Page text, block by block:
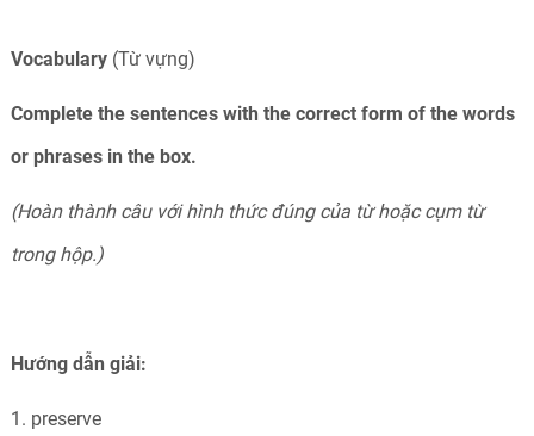
Vocabulary(Từ vựng)
Complete the sentences with the correct form of the words
or phrases in the box.
(Hoàn thành câu với hình thức đúng của từ hoặc cụm từ
trong hộp.)
Hướng dẫn giải:
1. preserve